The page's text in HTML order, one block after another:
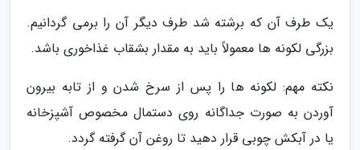
یک طرف آن که برشته شد طرف دیگر آن را برمی گردانیم.
بزرگی لکونه ها معمولاً باید به مقدار بشقاب غذاخوری باشد.
نکته مهم: لکونه ها را پس از سرخ شدن و از تابه بیرون
آوردن به صورت جداگانه روی دستمال مخصوص آشپزخانه
یا در آبکش چوبی قرار دهید تا روغن آن گرفته گردد.